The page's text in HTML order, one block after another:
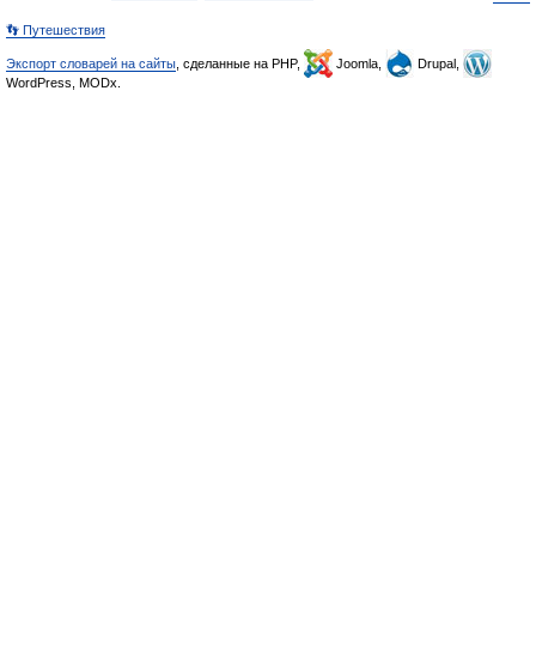
👣 Путешествия
Экспорт словарей на сайты , сделанные на PHP, Joomla,
Drupal,
WordPress, MODx.